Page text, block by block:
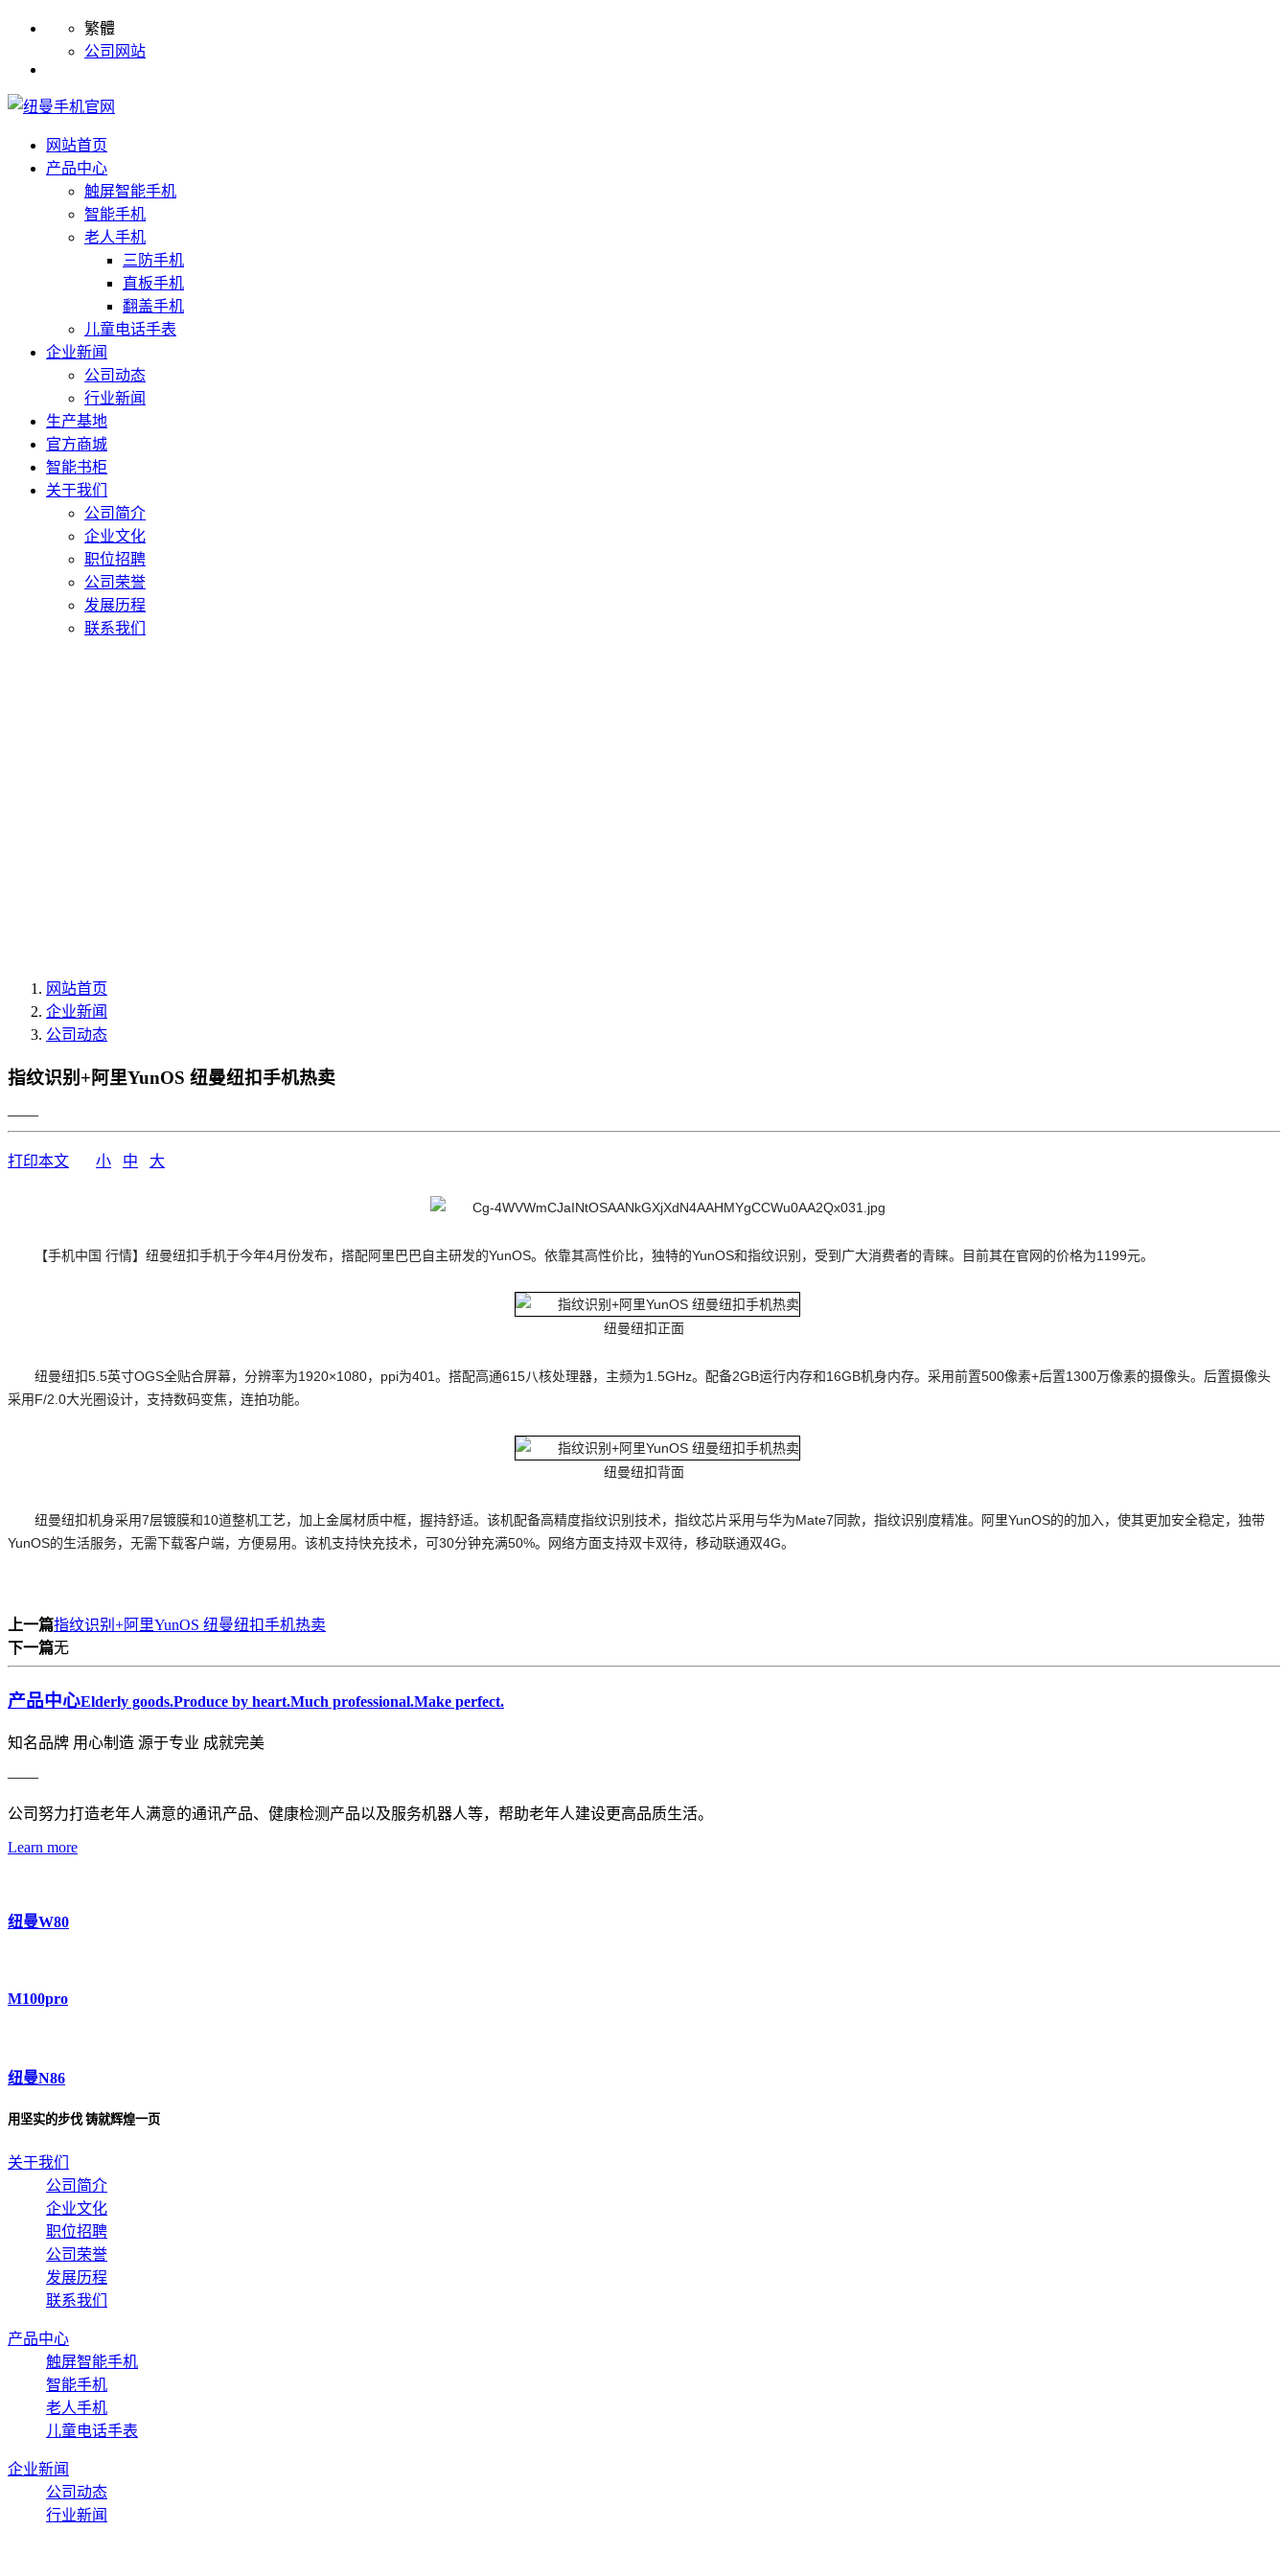
繁體
公司网站
网站首页
产品中心
触屏智能手机
智能手机
老人手机
三防手机
直板手机
翻盖手机
儿童电话手表
企业新闻
公司动态
行业新闻
生产基地
官方商城
智能书柜
关于我们
公司简介
企业文化
职位招聘
公司荣誉
发展历程
联系我们
网站首页
企业新闻
公司动态
指纹识别+阿里YunOS 纽曼纽扣手机热卖
——
打印本文 小 中 大
【手机中国 行情】纽曼纽扣手机于今年4月份发布，搭配阿里巴巴自主研发的YunOS。依靠其高性价比，独特的YunOS和指纹识别，受到广大消费者的青睐。目前其在官网的价格为1199元。
纽曼纽扣正面
纽曼纽扣5.5英寸OGS全贴合屏幕，分辨率为1920×1080，ppi为401。搭配高通615八核处理器，主频为1.5GHz。配备2GB运行内存和16GB机身内存。采用前置500像素+后置1300万像素的摄像头。后置摄像头
采用F/2.0大光圈设计，支持数码变焦，连拍功能。
纽曼纽扣背面
纽曼纽扣机身采用7层镀膜和10道整机工艺，加上金属材质中框，握持舒适。该机配备高精度指纹识别技术，指纹芯片采用与华为Mate7同款，指纹识别度精准。阿里YunOS的的加入，使其更加安全稳定，独带
YunOS的生活服务，无需下载客户端，方便易用。该机支持快充技术，可30分钟充满50%。网络方面支持双卡双待，移动联通双4G。
上一篇指纹识别+阿里YunOS 纽曼纽扣手机热卖
下一篇无
产品中心Elderly goods.Produce by heart.Much professional.Make perfect.
知名品牌 用心制造 源于专业 成就完美
——
公司努力打造老年人满意的通讯产品、健康检测产品以及服务机器人等，帮助老年人建设更高品质生活。
Learn more
纽曼W80
M100pro
纽曼N86
用坚实的步伐 铸就辉煌一页
关于我们
公司简介
企业文化
职位招聘
公司荣誉
发展历程
联系我们
产品中心
触屏智能手机
智能手机
老人手机
儿童电话手表
企业新闻
公司动态
行业新闻